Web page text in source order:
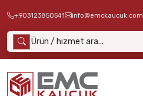
+903123850541 info@emckaucuk.com